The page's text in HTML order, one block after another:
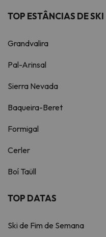
TOP ESTÂNCIAS DE SKI
Grandvalira
Pal-Arinsal
Sierra Nevada
Baqueira-Beret
Formigal
Cerler
Boí Taüll
TOP DATAS
Ski de Fim de Semana